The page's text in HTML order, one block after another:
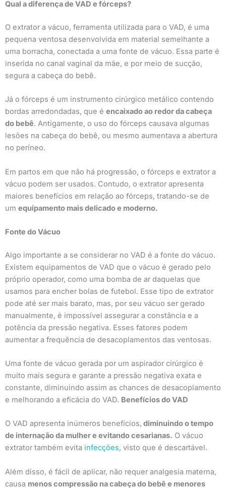
Qual a diferença de VAD e fórceps?
O extrator a vácuo, ferramenta utilizada para o VAD, é uma
pequena ventosa desenvolvida em material semelhante a
uma borracha, conectada a uma fonte de vácuo. Essa parte é
inserida no canal vaginal da mãe, e por meio de sucção,
segura a cabeça do bebê.
Já o fórceps é um instrumento cirúrgico metálico contendo
bordas arredondadas, que é encaixado ao redor da cabeça
do bebê. Antigamente, o uso do fórceps causava algumas
lesões na cabeça do bebê, ou mesmo aumentava a abertura
no períneo.
Em partos em que não há progressão, o fórceps e extrator a
vácuo podem ser usados. Contudo, o extrator apresenta
maiores benefícios em relação ao fórceps, tratando-se de
um equipamento mais delicado e moderno.
Fonte do Vácuo
Algo importante a se considerar no VAD é a fonte do vácuo.
Existem equipamentos de VAD que o vácuo é gerado pelo
próprio operador, como uma bomba de ar daquelas que
usamos para encher bolas de futebol. Esse tipo de extrator
pode até ser mais barato, mas, por seu vácuo ser gerado
manualmente, é impossível assegurar a constância e a
potência da pressão negativa. Esses fatores podem
aumentar a frequência de desacoplamentos das ventosas.
Uma fonte de vácuo gerada por um aspirador cirúrgico é
muito mais segura e garante a pressão negativa exata e
constante, diminuindo assim as chances de desacoplamento
e melhorando a eficácia do VAD. Benefícios do VAD
O VAD apresenta inúmeros benefícios, diminuindo o tempo
de internação da mulher e evitando cesarianas. O vácuo
extrator também evita infecções, visto que é descartável.
Além disso, é fácil de aplicar, não requer analgesia materna,
causa menos compressão na cabeça do bebê e menores